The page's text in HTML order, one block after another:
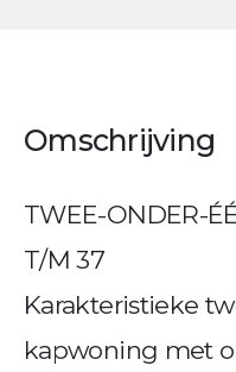
Omschrijving
TWEE-ONDER-
T/M 37
Karakteristieke
kapwoning met